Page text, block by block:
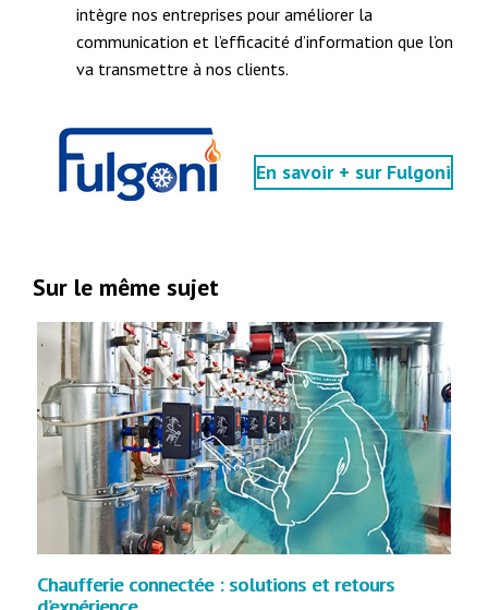
intègre nos entreprises pour améliorer la
communication et l’efficacité d’information que l’on
va transmettre à nos clients.
En savoir + sur Fulgoni
Sur le même sujet
Chaufferie connectée : solutions et retours